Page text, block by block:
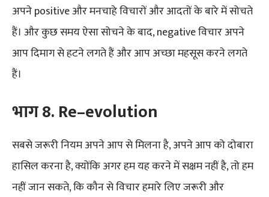
अपने positive और मनचाहे विचारों और आदतों के बारे में सोचते
हैं। और कुछ समय ऐसा सोचने के बाद, negative विचार अपने
आप दिमाग से हटने लगते हैं और आप अच्छा महसूस करने लगते
हैं।
भाग8.Re–evolution
सबसे जरूरी नियम अपने आप से मिलना है, अपने आप को दोबारा
हासिल करना है, क्योंकि अगर हम यह करने में सक्षम नहीं है, तो हम
नहीं जान सकते, कि कौन से विचार हमारे लिए जरूरी और